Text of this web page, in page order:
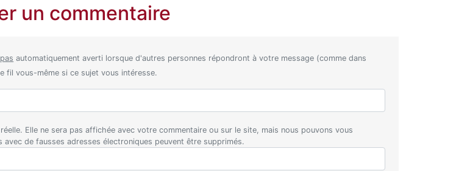
un commentaire
automatiquement averti lorsque d'autres personnes répondront à votre message (comme dans
fil vous-même si ce sujet vous intéresse.
Elle ne sera pas affichée avec votre commentaire ou sur le site, mais nous pouvons vous
avec de fausses adresses électroniques peuvent être supprimés.